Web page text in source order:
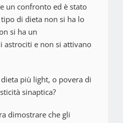
un confronto ed è stato
di dieta non si ha lo
si ha un
astrociti e non si attivano
più light, o povera di
sinaptica?
dimostrare che gli